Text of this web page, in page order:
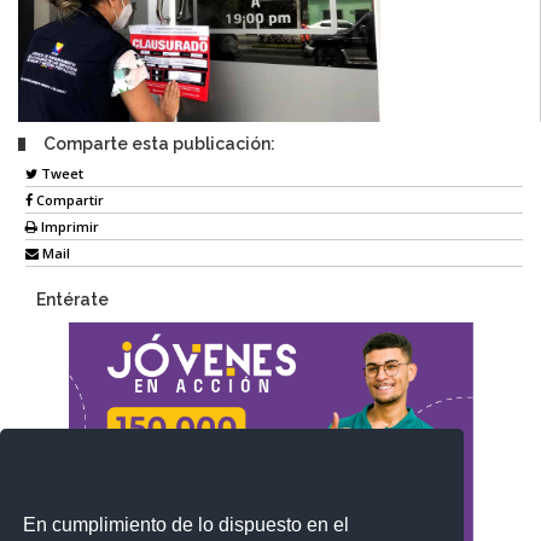
En cumplimiento de lo dispuesto en el
Comparte esta publicación:
Tweet
Compartir
Imprimir
Mail
Entérate